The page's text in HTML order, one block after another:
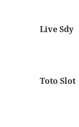
Live Sdy
Toto Slot